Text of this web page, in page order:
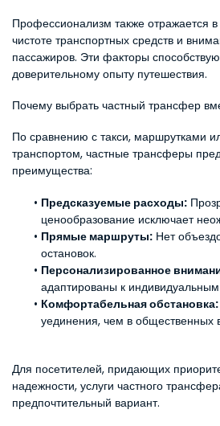
Профессионализм также отражается
чистоте транспортных средств и
пассажиров. Эти факторы
доверительному опыту путешествия.
Почему выбрать частный трансфер
По сравнению с такси, маршрутками
транспортом, частные трансферы
преимущества:
Предсказуемые расходы:
ценообразование исключает
Прямые маршруты: Нет
остановок.
Персонализированное
адаптированы к
Комфортабельная обстановка:
уединения, чем в общественных
Для посетителей, придающих
надежности, услуги частного
предпочтительный вариант.